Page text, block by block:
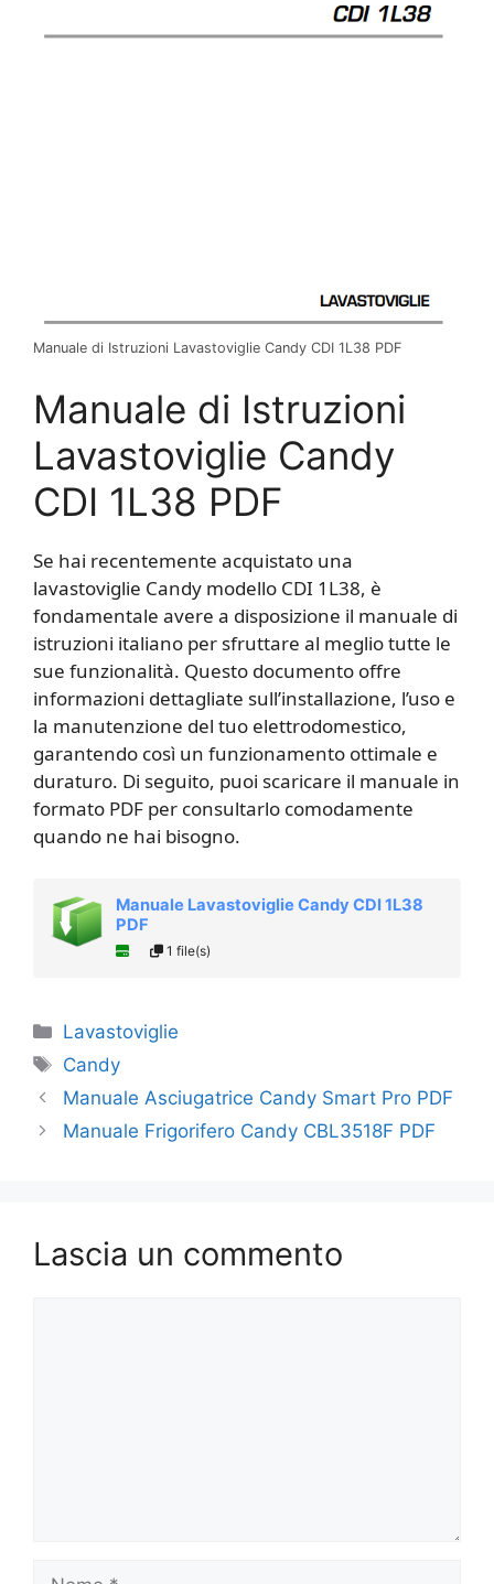
Manuale di Istruzioni Lavastoviglie Candy CDI 1L38 PDF
Manuale di Istruzioni
Lavastoviglie Candy
CDI 1L38 PDF
Se hai recentemente acquistato una
lavastoviglie Candy modello CDI 1L38, è
fondamentale avere a disposizione il manuale di
istruzioni italiano per sfruttare al meglio tutte le
sue funzionalità. Questo documento offre
informazioni dettagliate sull’installazione, l’uso e
la manutenzione del tuo elettrodomestico,
garantendo così un funzionamento ottimale e
duraturo. Di seguito, puoi scaricare il manuale in
formato PDF per consultarlo comodamente
quando ne hai bisogno.
Manuale Lavastoviglie Candy CDI 1L38
PDF
1 file(s)
Categorie
Lavastoviglie
Tag
Candy
Manuale Asciugatrice Candy Smart Pro PDF
Manuale Frigorifero Candy CBL3518F PDF
Lascia un commento